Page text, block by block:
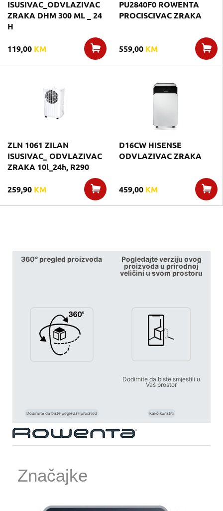
ISUSIVAC_ODVLAZIVAC
ZRAKA DHM 300 ML _ 24
H
119,00 KM
PU2840F0 ROWENTA
PROCISCIVAC ZRAKA
559,00 KM
ZLN 1061 ZILAN
ISUSIVAC_ ODVLAZIVAC
ZRAKA 10l_24h, R290
259,90 KM
D16CW HISENSE
ODVLAZIVAC ZRAKA
459,00 KM
360° pregled proizvoda
Dodirnite da biste pogledali proizvod
Pogledajte verziju ovog
proizvoda u prirodnoj
veličini u svom prostoru
Dodirnite da biste smjestili u
Vaš prostor
Kako koristiti
Značajke